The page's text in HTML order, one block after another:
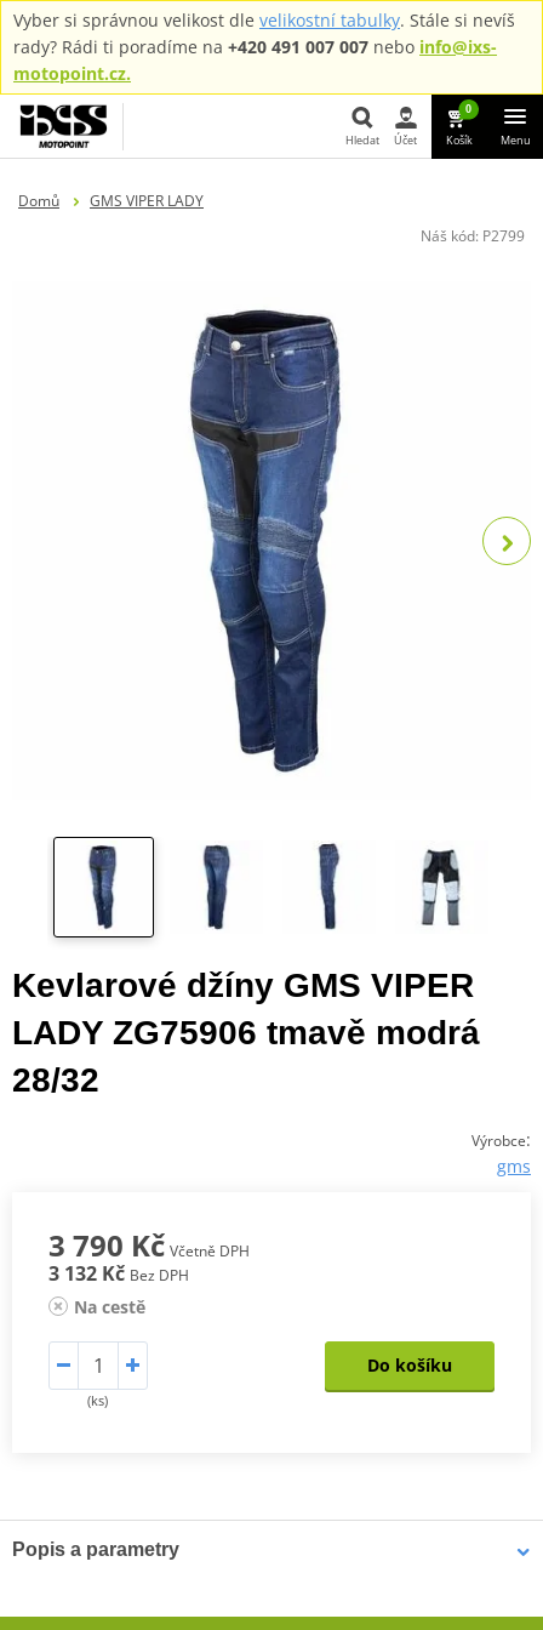
Vyber si správnou velikost dle velikostní tabulky. Stále si nevíš
rady? Rádi ti poradíme na +420 491 007 007 nebo info@ixs-
motopoint.cz.
Hledat Účet
0
Košík Menu
Domů
GMS VIPER LADY
Náš kód: P2799
Kevlarové džíny GMS VIPER
LADY ZG75906 tmavě modrá
28/32
Výrobce:
gms
3 790 Kč Včetně DPH
3 132 Kč Bez DPH
Na cestě
(ks)
Do košíku
Popis a parametry